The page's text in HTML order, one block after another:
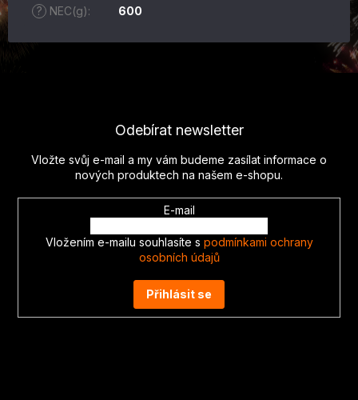
?
NEC(g): 600
Odebírat newsletter
Vložte svůj e-mail a my vám budeme zasílat informace o
nových produktech na našem e-shopu.
E-mail
Vložením e-mailu souhlasíte s podmínkami ochrany
osobních údajů
Přihlásit se